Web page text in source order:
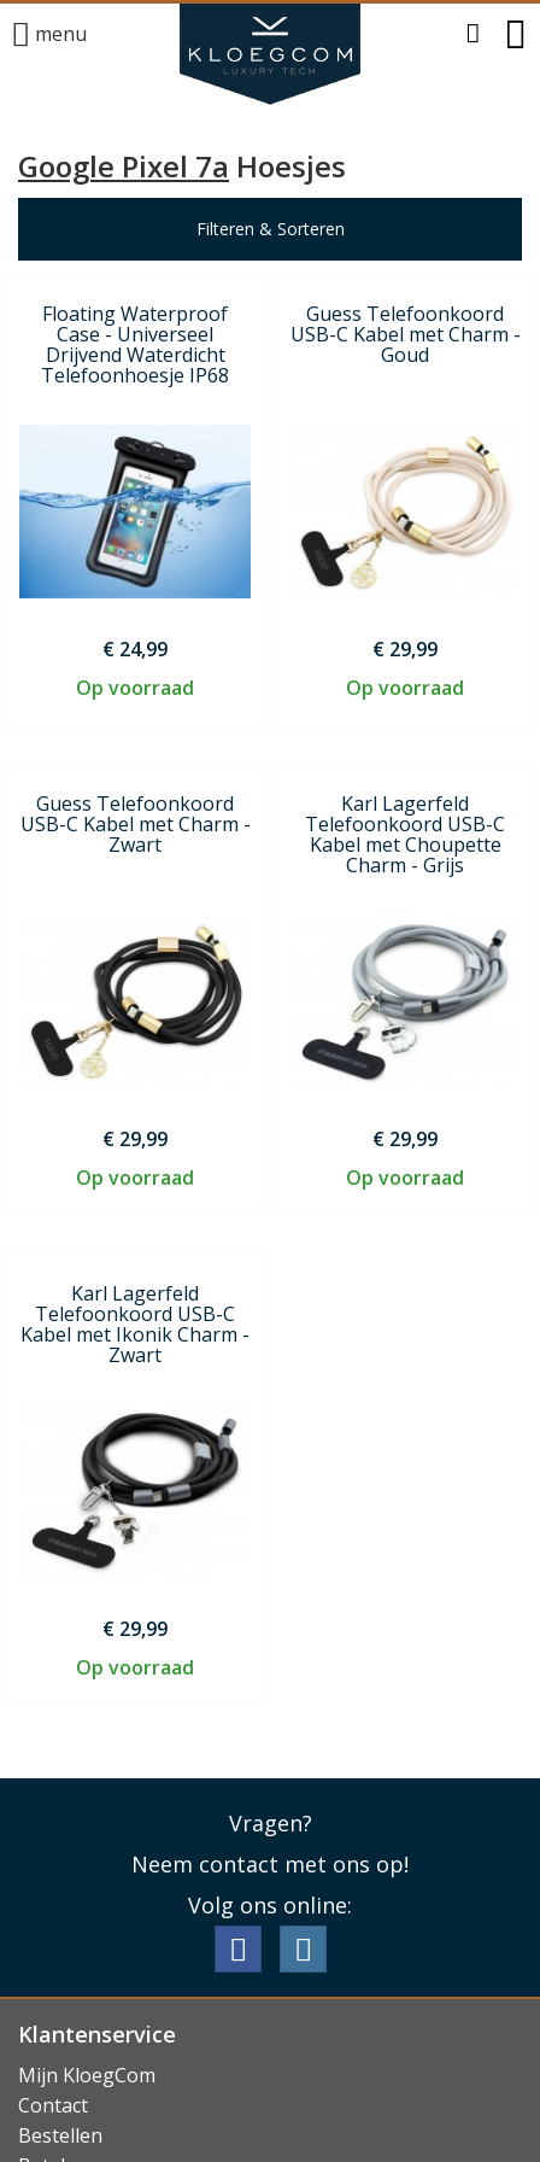
menu
Google Pixel 7a Hoesjes
Filteren & Sorteren
Floating Waterproof
Case - Universeel
Drijvend Waterdicht
Telefoonhoesje IP68
€ 24,99
Op voorraad
Guess Telefoonkoord
USB-C Kabel met Charm -
Goud
€ 29,99
Op voorraad
Guess Telefoonkoord
USB-C Kabel met Charm -
Zwart
€ 29,99
Op voorraad
Karl Lagerfeld
Telefoonkoord USB-C
Kabel met Choupette
Charm - Grijs
€ 29,99
Op voorraad
Karl Lagerfeld
Telefoonkoord USB-C
Kabel met Ikonik Charm -
Zwart
€ 29,99
Op voorraad
Vragen?
Neem contact met ons op!
Volg ons online:
Klantenservice
Mijn KloegCom
Contact
Bestellen